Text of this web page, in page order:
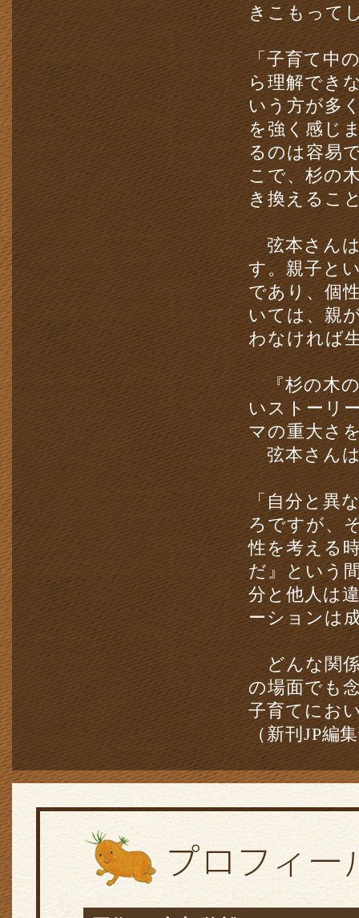
きこもって
「子育て中
ら理解でき
いう方が多
を強く感じ
るのは容易
こで、杉の
き換えるこ
弦本さん
す。親子と
であり、個
いては、親
わなければ
『杉の木の
いストーリ
マの重大さ
弦本さんは
「自分と異
ろですが、
性を考える
だ』という
分と他人は
ーションは
どんな関
の場面でも
子育てにお
（新刊JP編